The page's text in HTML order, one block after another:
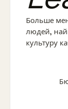
Больше
людей,
культуру